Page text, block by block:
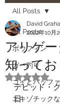
All Posts
ボウフィン
ガー釣り
コイとバッフ
エキゾチック
All Posts
アリゲ
知って
David
2022年10月
5つ星のう
デビッド・
日